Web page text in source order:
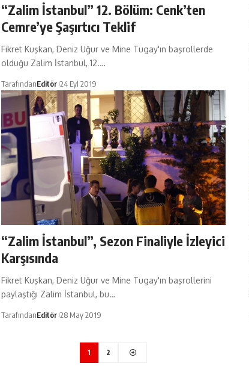
“Zalim İstanbul” 12. Bölüm: Cenk’ten
Cemre’ye Şaşırtıcı Teklif
Fikret Kuşkan, Deniz Uğur ve Mine Tugay'ın başrollerde
olduğu Zalim İstanbul, 12.…
TarafındanEditör 24 Eyl 2019
“Zalim İstanbul”, Sezon Finaliyle İzleyici
Karşısında
Fikret Kuşkan, Deniz Uğur ve Mine Tugay'ın başrollerini
paylaştığı Zalim İstanbul, bu…
TarafındanEditör 28 May 2019
1 2